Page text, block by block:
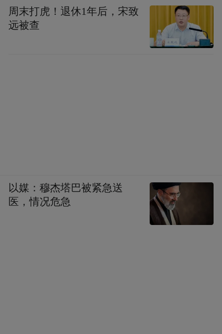
周末打虎！退休1年后，宋致
远被查
以媒：穆杰塔巴被紧急送
医，情况危急